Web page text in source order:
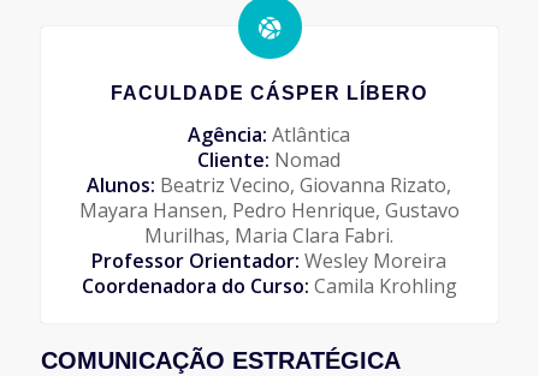
FACULDADE CÁSPER LÍBERO
Agência: Atlântica
Cliente: Nomad
Alunos: Beatriz Vecino, Giovanna Rizato,
Mayara Hansen, Pedro Henrique, Gustavo
Murilhas, Maria Clara Fabri.
Professor Orientador: Wesley Moreira
Coordenadora do Curso: Camila Krohling
COMUNICAÇÃO ESTRATÉGICA